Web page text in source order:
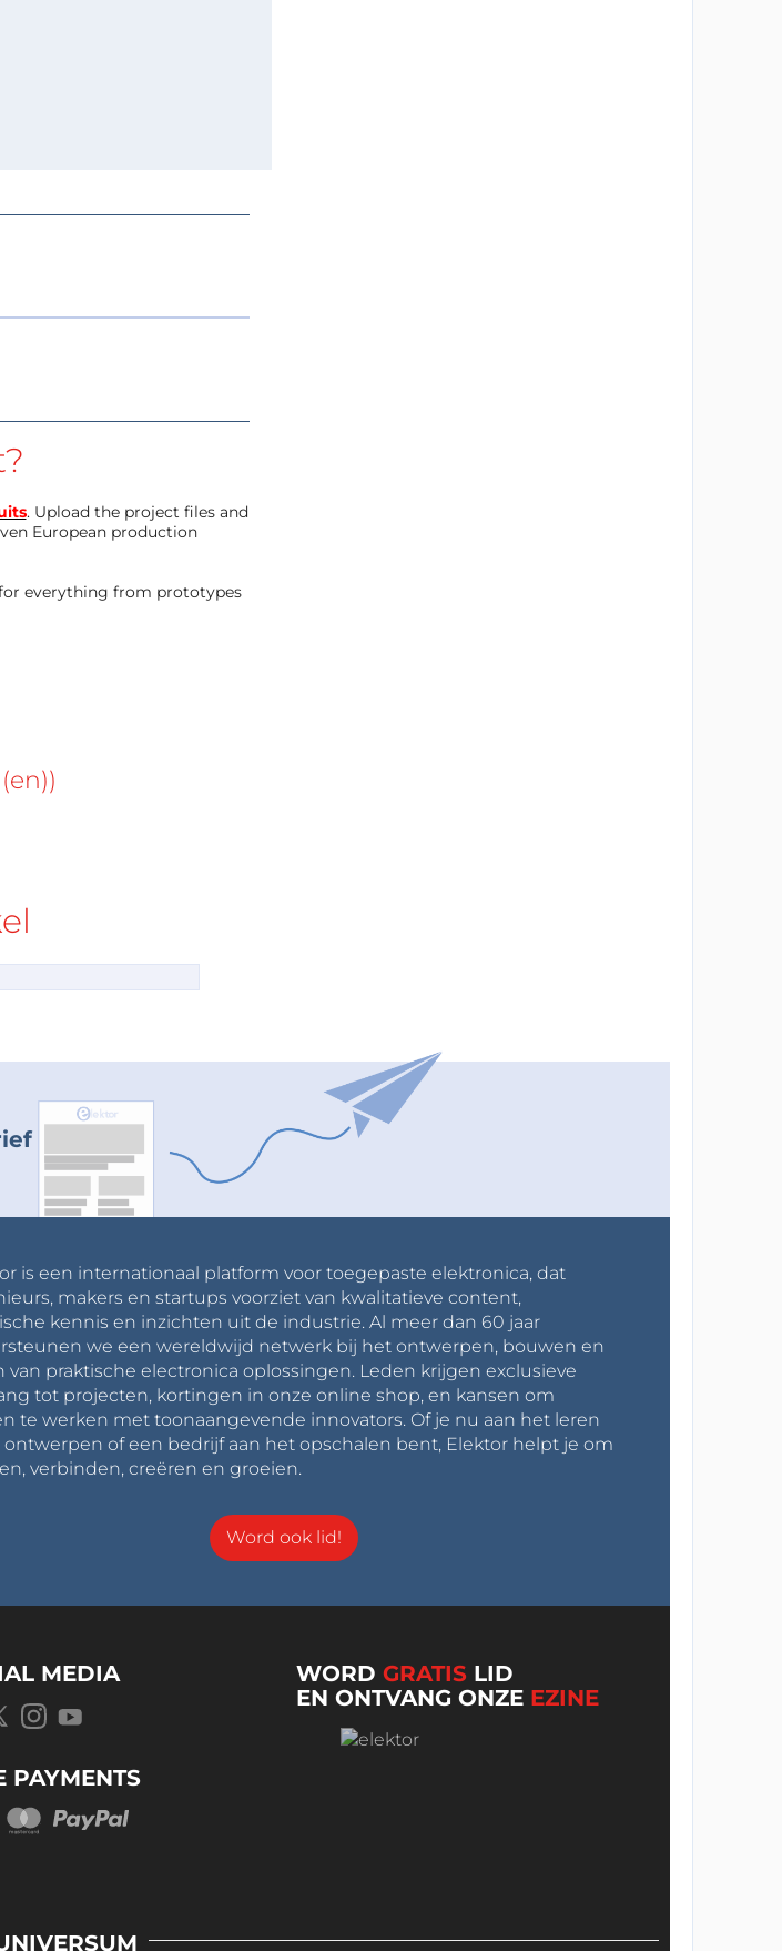
. Upload the project files and
European production
everything from prototypes
is een internationaal platform voor toegepaste elektronica, dat
makers en startups voorziet van kwalitatieve content,
kennis en inzichten uit de industrie. Al meer dan 60 jaar
we een wereldwijd netwerk bij het ontwerpen, bouwen en
van praktische electronica oplossingen. Leden krijgen exclusieve
tot projecten, kortingen in onze online shop, en kansen om
te werken met toonaangevende innovators. Of je nu aan het leren
ontwerpen of een bedrijf aan het opschalen bent, Elektor helpt je om
verbinden, creëren en groeien.
Word ook lid!
MEDIA
PAYMENTS
WORDGRATIS LID
EN ONTVANG ONZE EZINE